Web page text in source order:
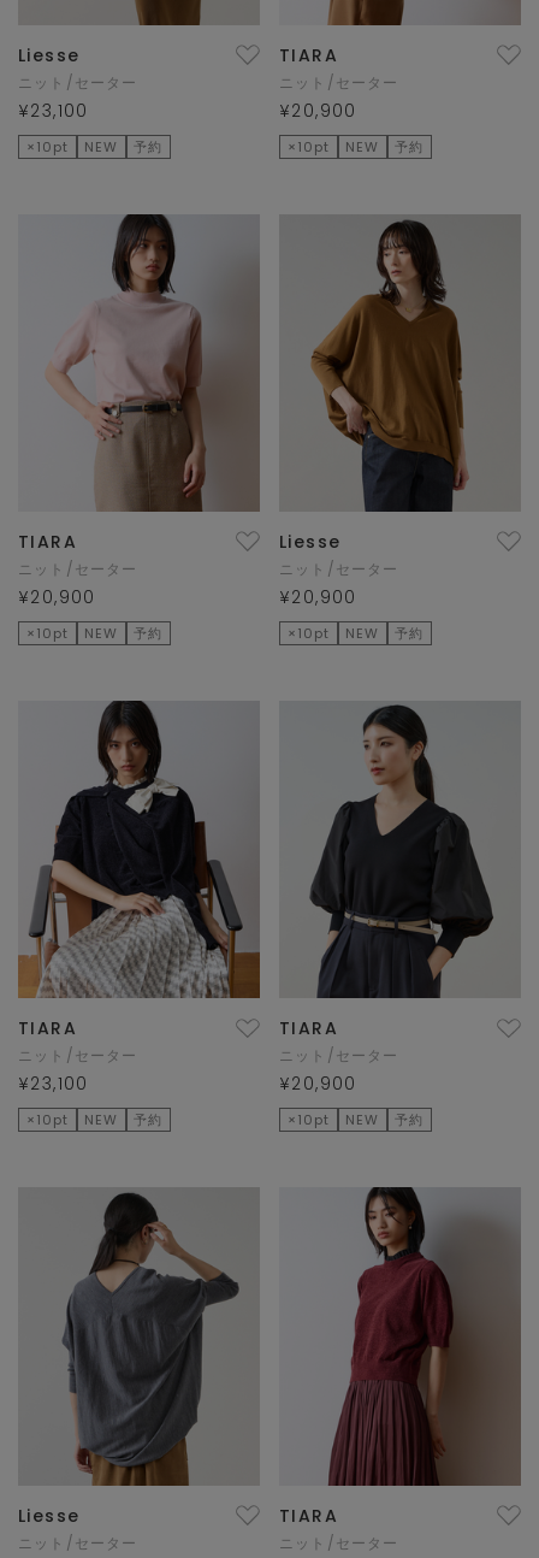
Liesse
ニット/セーター
¥23,100
×10pt NEW 予約
TIARA
ニット/セーター
¥20,900
×10pt NEW 予約
TIARA
ニット/セーター
¥20,900
×10pt NEW 予約
Liesse
ニット/セーター
¥20,900
×10pt NEW 予約
TIARA
ニット/セーター
¥23,100
×10pt NEW 予約
TIARA
ニット/セーター
¥20,900
×10pt NEW 予約
Liesse
ニット/セーター
TIARA
ニット/セーター